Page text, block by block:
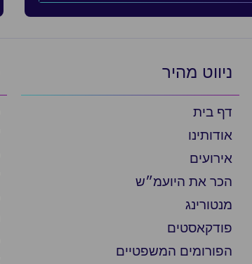
ניווט מהיר
דף בית
אודותינו
אירועים
הכר את היועמ״ש
מנטורינג
פודקאסטים
הפורומים המשפטיים